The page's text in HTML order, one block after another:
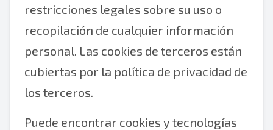
restricciones legales sobre su uso o
recopilación de cualquier información
personal. Las cookies de terceros están
cubiertas por la política de privacidad de
los terceros.
Puede encontrar cookies y tecnologías